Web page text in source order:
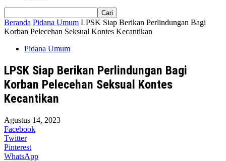
Beranda Pidana Umum LPSK Siap Berikan Perlindungan Bagi
Korban Pelecehan Seksual Kontes Kecantikan
Pidana Umum
LPSK Siap Berikan Perlindungan Bagi
Korban Pelecehan Seksual Kontes
Kecantikan
Agustus 14, 2023
Facebook
Twitter
Pinterest
WhatsApp